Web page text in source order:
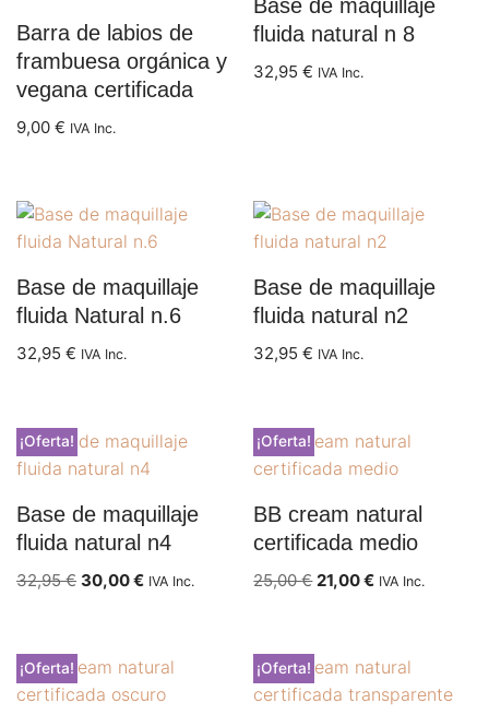
Barra de labios de
frambuesa orgánica y
vegana certificada
9,00 € IVA Inc.
Base de maquillaje
fluida natural n 8
32,95€ IVA Inc.
Base de maquillaje
fluida Natural n.6
32,95 € IVA Inc.
Base de maquillaje
fluida natural n2
32,95€ IVA Inc.
¡Oferta!
Base de maquillaje
fluida natural n4
32,95€ 30,00€ IVA Inc.
¡Oferta!
BB cream natural
certificada medio
25,00€ 21,00€ IVA Inc.
¡Oferta! ¡Oferta!